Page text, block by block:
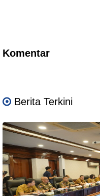
Komentar
Berita Terkini